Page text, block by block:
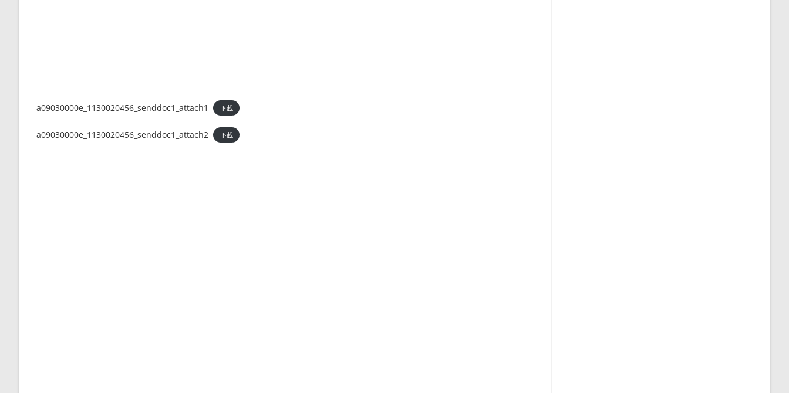
a09030000e_1130020456_senddoc1_attach1 下載
a09030000e_1130020456_senddoc1_attach2 下載